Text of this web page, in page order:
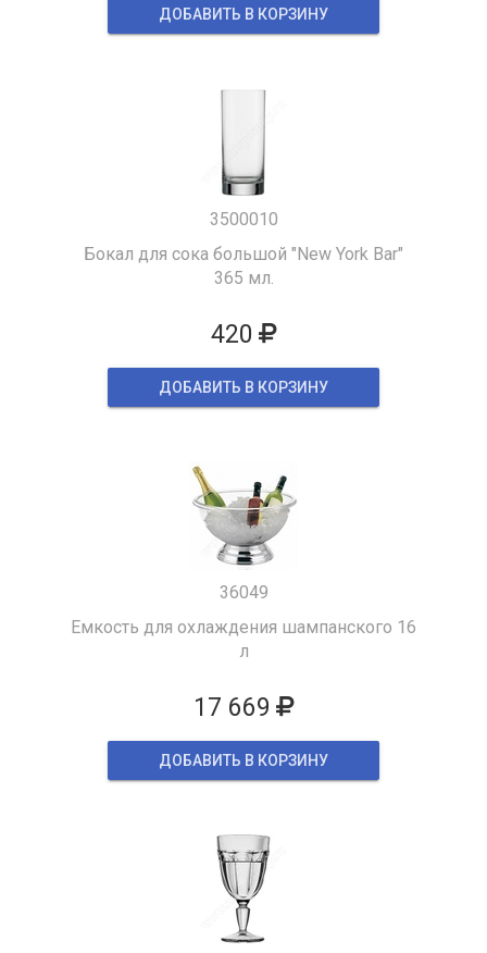
ДОБАВИТЬ В КОРЗИНУ
3500010
Бокал для сока большой "New York Bar"
365 мл.
420
ДОБАВИТЬ В КОРЗИНУ
36049
Емкость для охлаждения шампанского 16
л
17 669
ДОБАВИТЬ В КОРЗИНУ